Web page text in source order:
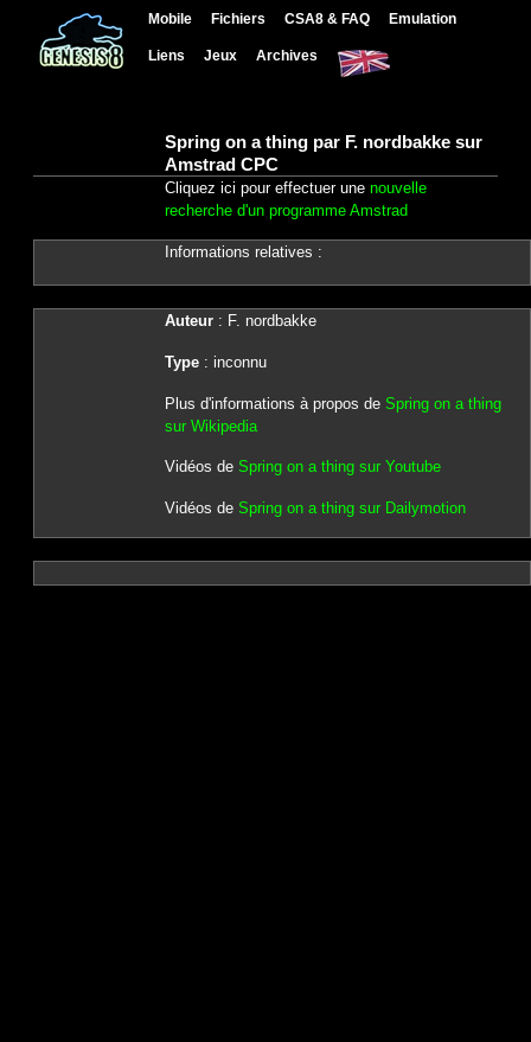
Mobile Fichiers CSA8 & FAQ Emulation
Liens Jeux Archives
Spring on a thing par F. nordbakke sur
Amstrad CPC
Cliquez ici pour effectuer une nouvelle
recherche d'un programme Amstrad
Informations relatives :
Auteur: F. nordbakke
Type: inconnu
Plus d'informations à propos de Spring on a thing
sur Wikipedia
Vidéos de Spring on a thing sur Youtube
Vidéos de Spring on a thing sur Dailymotion